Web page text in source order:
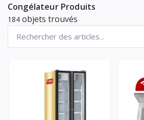
Congélateur Produits
184 objets trouvés